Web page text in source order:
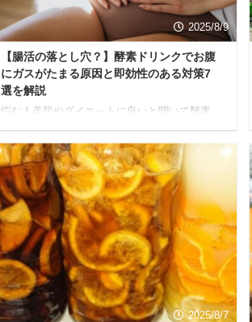
素ドリンクが「まずい ...
2025/8/9
【腸活の落とし穴？】酵素ドリンクでお腹
にガスがたまる原因と即効性のある対策7
選を解説
悩む人美肌やダイエットに良いと聞いて酵素
い…おならも増えてるし… 今回はこのような
疑問に答えていきます。 酵素ドリンクは、野
菜や果物の栄養を手軽に摂れる優れた健康食
品ですが、飲み方や体質によっては、お腹に
ガスがたまりやすくなる場合があります。 本
記事では、根本的な原因を科学的に解明し、
今すぐできる実践的な対策を徹底解説しま
す。 最後まで読めば、なぜガスが発生するの
かを理解し、ストレスなく酵素ドリンクを続
けられるようになります。 なぜ？酵素ドリン
クでガスがたまる根本原因 ...
2025/8/7